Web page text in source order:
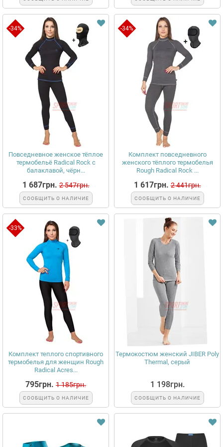
-34%
Повседневное женское тёплое
термобельё Radical Rock с
балаклавой, чёрн...
1 687грн. 2 547грн.
СООБЩИТЬ О НАЛИЧИЕ
-34%
Комплект повседневного
женского тёплого термобелья
Rough Radical Rock ...
1 617грн. 2 441грн.
СООБЩИТЬ О НАЛИЧИЕ
-33%
Комплект теплого спортивного
термобелья для женщин Rough
Radical Acres...
795грн. 1 185грн.
СООБЩИТЬ О НАЛИЧИЕ
Термокостюм женский JIBER Poly
Thermal, серый
1 198грн.
СООБЩИТЬ О НАЛИЧИЕ